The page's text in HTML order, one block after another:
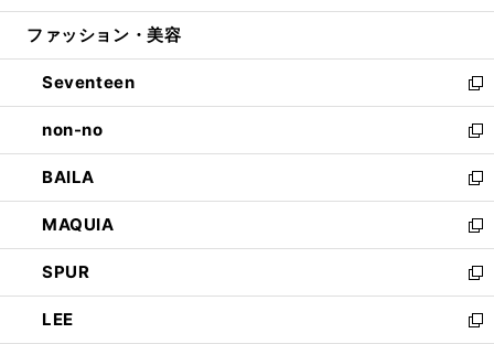
開
ウ
開
く
ン
ウ
で
開
く
ウ
ン
ド
ウ
で
開
く
ファッション・美容
Seventeen
新
し
い
ウ
ィ
ン
ド
ウ
で
開
く
non-no
新
し
い
ウ
ィ
ン
ド
ウ
で
BAILA
新
し
い
ウ
ィ
ン
ド
MAQUIA
新
し
い
ウ
ィ
SPUR
新
し
い
LEE
新